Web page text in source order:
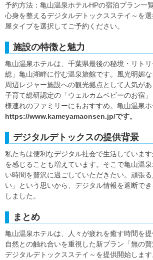
予約方法：亀山温泉ホテルHPの宿泊プラン一
心身を整えるデジタルデトックスステイ～を
屋タイプを選択してご予約ください。
施設の特徴と魅力
亀山温泉ホテルは、千葉県最後の秘境・リト
総」亀山湖畔に佇む温泉旅館です。風光明媚な
周辺レジャー施設への観光拠点として人気が
子育て総研認定の「ウェルカムベビーのお宿
様連れのファミリーにもおすすめ。亀山温泉
https://www.kameyamaonsen.jp/です。
デジタルデトックスの提供背景
私たちは便利なデジタル社会で生活していま
を感じることも増えています。そこで亀山温
い時間を贅沢に過ごしていただきたい。頑張
い」という思いから、デジタル情報を遮断で
しました。
まとめ
亀山温泉ホテルは、人々が疲れを癒す時間を
自然との触れ合いを重視した新プラン「無の
デジタルデトックスステイ～を提供開始しま